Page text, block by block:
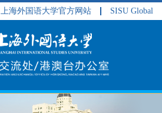
上海外国语大学官方网站 SISU Global